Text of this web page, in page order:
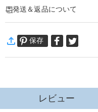
ボブルヘッドは、あらかじめご
ーズを選択いただき、
デジカメなどで撮影したフィギ
アップロードいただくと「世界
作成することができるのです。
様々な記念日にこだわりのオリ
発送＆返品について
通常配送: 5-9営業日
詳細はこちら
保存
レビュー